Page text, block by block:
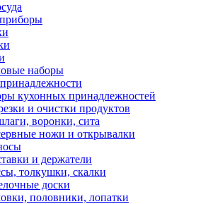
наборы
кухонных принадлежностей
и очистки продуктов
воронки, сита
ножи и открывалки
и держатели
толкушки, скалки
доски
половники, лопатки